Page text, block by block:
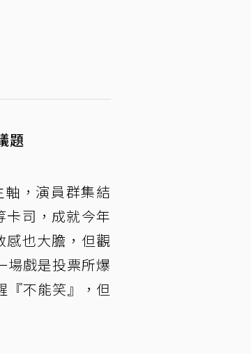
題
，演員群集結
司，成就今年
也大膽，但觀
場戲是投票所爆
『不能笑』，但